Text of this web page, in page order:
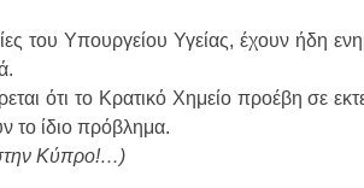
του Υπουργείου Υγείας, έχουν ήδη
ότι το Κρατικό Χημείο προέβη σε
το ίδιο πρόβλημα.
Κύπρο!…)